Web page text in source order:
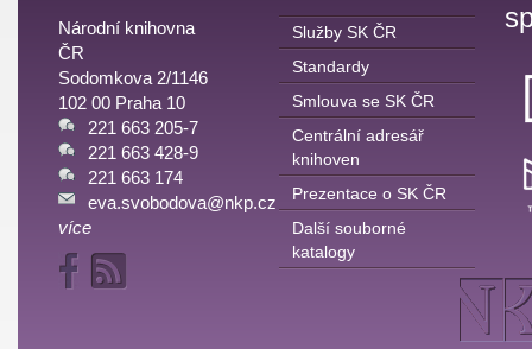
Národní knihovna
ČR
Sodomkova 2/1146
102 00 Praha 10
221 663 205-7
221 663 428-9
221 663 174
eva.svobodova@nkp.cz
více
Služby SK ČR
Standardy
Smlouva se SK ČR
Centrální adresář
knihoven
Prezentace o SK ČR
Další souborné
katalogy